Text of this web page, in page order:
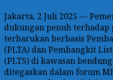
Jakarta, 2 Juli 2025 —
dukungan penuh
terbarukan berbasis
(PLTA) dan Pembangkit
(PLTS) di kawasan
ditegaskan dalam forum